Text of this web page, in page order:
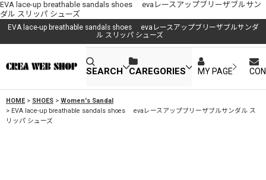
EVA lace-up breathable sandals shoes evaレースアップブリーザブルサン
ダル スリッパ シューズ
EVA lace-up breathable sandals shoes evaレースアップブリーザブルサンダ
ル スリッパ シューズ
SEARCH CAREGORIES MY PAGE
HOME > SHOES > Women's Sandal
> EVA lace-up breathable sandals shoes evaレースアップブリーザブルサンダル ス
リッパ シューズ